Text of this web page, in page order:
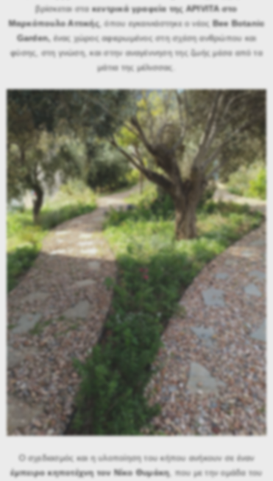
βρίσκεται στακεντρικά γραφεία της APIVITA στο
Μαρκόπουλο Αττικής, όπου εγκαινιάστηκε ο νέος Bee Botanic
Garden,ένας χώρος αφιερωμένος στη σχέση ανθρώπου και
φύσης, στη γνώση, και στην αναγέννηση της ζωής μέσα από τα
μάτια της μέλισσας.
Ο σχεδιασμός και η υλοποίηση του κήπου ανήκουν σε έναν
έμπειρο κηποτέχνη τον Νίκο Θυμάκη, που με την ομάδα του